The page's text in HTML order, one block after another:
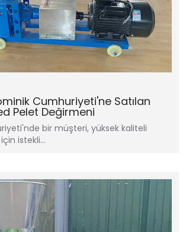
Cumhuriyeti'ne Satılan
Pelet Değirmeni
bir müşteri, yüksek kaliteli
istekli…